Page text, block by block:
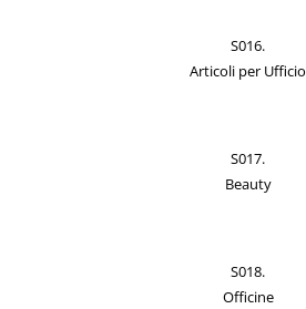
S016.
Articoli per Ufficio
S017.
Beauty
S018.
Officine